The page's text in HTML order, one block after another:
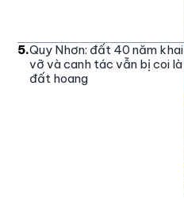
5.Quy Nhơn: đất 40 năm khai
vỡ và canh tác vẫn bị coi là
đất hoang